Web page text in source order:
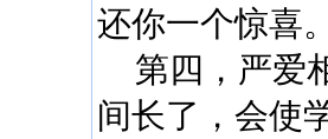
还你一个惊喜
第四，严爱
间长了，会使